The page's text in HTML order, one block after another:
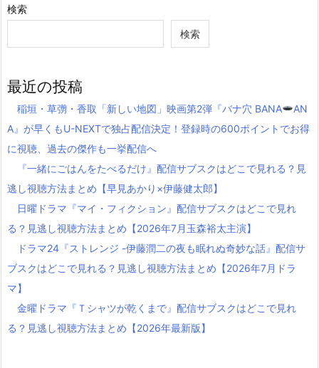
検索
検索
最近の投稿
稲垣・草彅・香取「新しい地図」映画第2弾『バナ穴 BANA
AN
A』が早くもU-NEXTで独占配信決定！登録時の600ポイントでお得
に視聴、過去の傑作も一挙配信へ
『一緒にごはんをたべるだけ』配信サブスクはどこで見れる？見
逃し視聴方法まとめ【早見あかり×伊藤健太郎】
日曜ドラマ『マイ・フィクション』配信サブスクはどこで見れ
る？見逃し視聴方法まとめ【2026年7月玉森裕太主演】
ドラマ24『ストレンジ -伊藤潤二の夜も眠れぬ奇妙な話』配信サ
ブスクはどこで見れる？見逃し視聴方法まとめ【2026年7月ドラ
マ】
金曜ドラマ『Ｔシャツが乾くまで』配信サブスクはどこで見れ
る？見逃し視聴方法まとめ【2026年最新版】